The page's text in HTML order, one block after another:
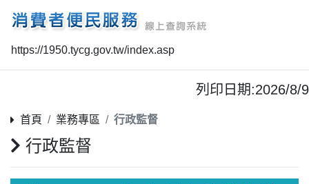
https://1950.tycg.gov.tw/index.asp
列印日期:2026/8/9
首頁 業務專區 行政監督
行政監督